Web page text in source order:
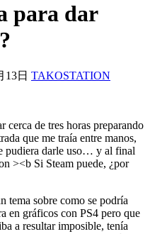
para dar
13日 TAKOSTATION
cerca de tres horas preparando
que me traía entre manos,
pudiera darle uso… y al final
><b Si Steam puede, ¿por
tema sobre como se podría
en gráficos con PS4 pero que
a resultar imposible, tenía